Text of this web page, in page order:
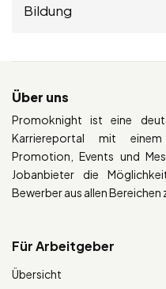
Bildung
Über uns
Promoknight ist eine
Karriereportal mit
Promotion, Events und
Jobanbieter die
Bewerber aus allen Bereichen
Für Arbeitgeber
Übersicht